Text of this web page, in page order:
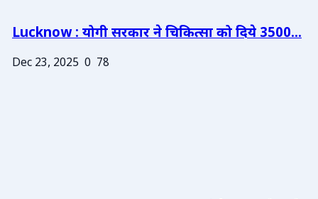
Lucknow : योगी सरकार ने चिकित्सा को दिये 3500...
Dec 23, 2025 0 78